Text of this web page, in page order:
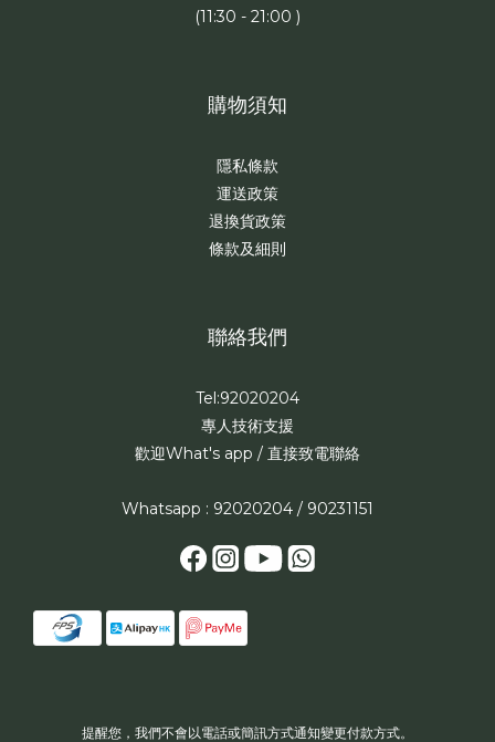
(11:30 - 21:00 )
購物須知
隱私條款
運送政策
退換貨政策
條款及細則
聯絡我們
Tel:92020204
專人技術支援
歡迎What's app / 直接致電聯絡
Whatsapp : 92020204 / 90231151
提醒您，我們不會以電話或簡訊方式通知變更付款方式。